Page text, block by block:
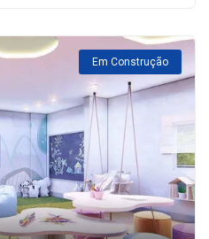
Em Construção